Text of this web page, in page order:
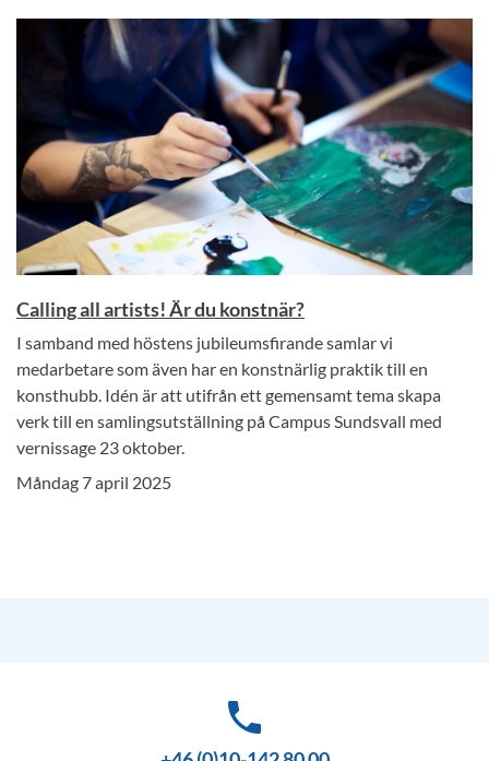
Calling all artists! Är du konstnär?
I samband med höstens jubileumsfirande samlar vi
medarbetare som även har en konstnärlig praktik till en
konsthubb. Idén är att utifrån ett gemensamt tema skapa
verk till en samlingsutställning på Campus Sundsvall med
vernissage 23 oktober.
Måndag 7 april 2025
phone